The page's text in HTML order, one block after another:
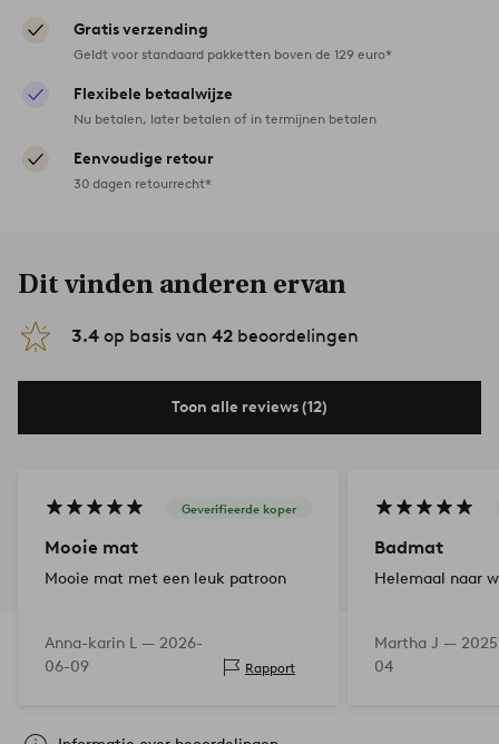
Gratis verzending
Geldt voor standaard pakketten boven de 129 euro*
Flexibele betaalwijze
Nu betalen, later betalen of in termijnen betalen
Eenvoudige retour
30 dagen retourrecht*
Dit vinden anderen ervan
3.4 op basis van 42 beoordelingen
Toon alle reviews (12)
Geverifieerde koper
Mooie mat
Mooie mat met een leuk patroon
Anna-karin L — 2026-
06-09
Rapport
Badmat
Helemaal naar
Martha J —
04